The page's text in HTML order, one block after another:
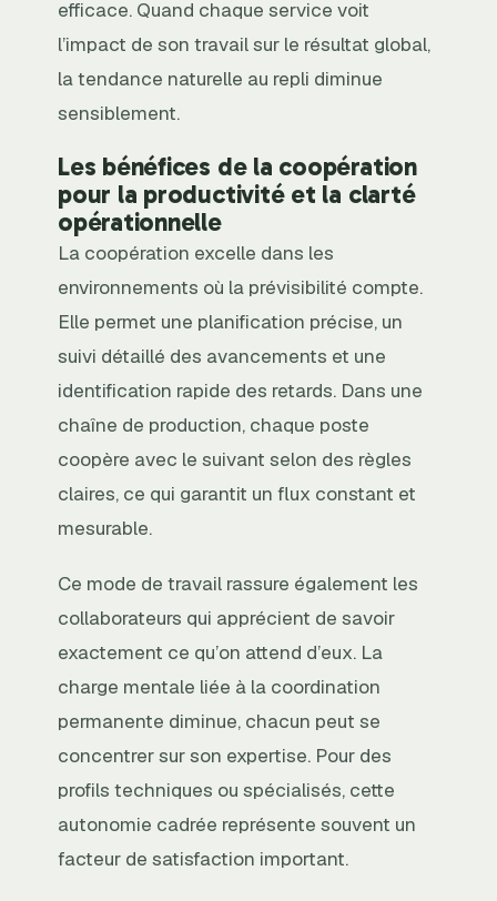
efficace. Quand chaque service voit
l’impact de son travail sur le résultat global,
la tendance naturelle au repli diminue
sensiblement.
Les bénéfices de la coopération
pour la productivité et la clarté
opérationnelle
La coopération excelle dans les
environnements où la prévisibilité compte.
Elle permet une planification précise, un
suivi détaillé des avancements et une
identification rapide des retards. Dans une
chaîne de production, chaque poste
coopère avec le suivant selon des règles
claires, ce qui garantit un flux constant et
mesurable.
Ce mode de travail rassure également les
collaborateurs qui apprécient de savoir
exactement ce qu’on attend d’eux. La
charge mentale liée à la coordination
permanente diminue, chacun peut se
concentrer sur son expertise. Pour des
profils techniques ou spécialisés, cette
autonomie cadrée représente souvent un
facteur de satisfaction important.